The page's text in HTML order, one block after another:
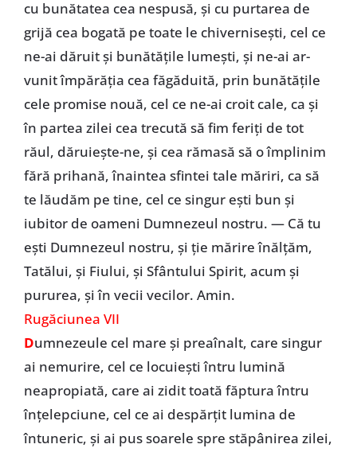
cu bunătatea cea nespusă, şi cu purtarea de
grijă cea bogată pe toate le chiverniseşti, cel ce
ne-ai dăruit şi bunătăţile lumeşti, şi ne-ai ar-
vunit împărăţia cea făgăduită, prin bunătăţile
cele promise nouă, cel ce ne-ai croit cale, ca şi
în partea zilei cea trecută să fim feriţi de tot
răul, dăruieşte-ne, şi cea rămasă să o împlinim
fără prihană, înaintea sfintei tale măriri, ca să
te lăudăm pe tine, cel ce singur eşti bun şi
iubitor de oameni Dumnezeul nostru. — Că tu
eşti Dumnezeul nostru, şi ţie mărire înălţăm,
Tatălui, şi Fiului, şi Sfântului Spirit, acum şi
pururea, şi în vecii vecilor. Amin.
Rugăciunea VII
Dumnezeule cel mare şi preaînalt, care singur
ai nemurire, cel ce locuieşti întru lumină
neapropiată, care ai zidit toată făptura întru
înţelepciune, cel ce ai despărţit lumina de
întuneric, şi ai pus soarele spre stăpânirea zilei,